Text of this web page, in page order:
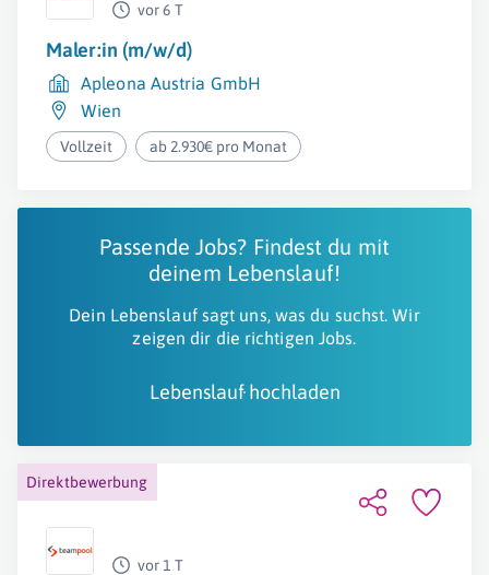
vor 6 T
Maler:in (m/w/d)
Apleona Austria GmbH
Wien
Vollzeit ab 2.930€ pro Monat
Passende Jobs? Findest du mit
deinem Lebenslauf!
Dein Lebenslauf sagt uns, was du suchst. Wir
zeigen dir die richtigen Jobs.
Lebenslauf hochladen
Direktbewerbung
vor 1 T